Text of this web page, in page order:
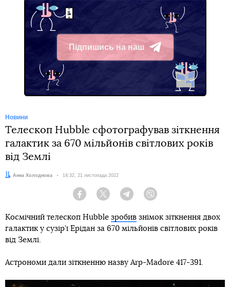
Підпишись на наш
Telegram
Новини
Телескоп Hubble сфотографував зіткнення
галактик за 670 мільйонів світлових років
від Землі
Автор:
Анна Холоднова Дата:
14:32, 21 листопада 2022
Facebook Twitter Telegram
Космічний телескоп Hubble зробив знімок зіткнення двох
галактик у сузір’ї Ерідан за 670 мільйонів світлових років
від Землі.
Астрономи дали зіткненню назву Arp-Madore 417-391.